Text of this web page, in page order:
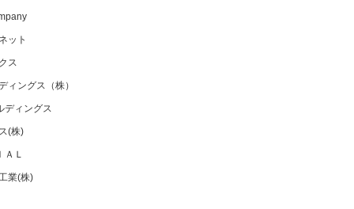
ット
ス
ィングス（株）
ディングス
(株)
ＡＬ
業(株)